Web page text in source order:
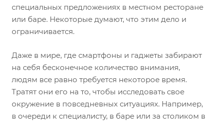
специальных предложениях в местном ресторане
или баре. Некоторые думают, что этим дело и
ограничивается.
Даже в мире, где смартфоны и гаджеты забирают
на себя бесконечное количество внимания,
людям все равно требуется некоторое время.
Тратят они его на то, чтобы исследовать свое
окружение в повседневных ситуациях. Например,
в очереди к специалисту, в баре или за столиком в